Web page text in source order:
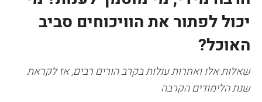
יכול לפתור את הוויכוחים סביב
האוכל?
שאלות אלו ואחרות עולות בקרב הורים רבים, אז לקראת
שנת הלימודים הקרבה